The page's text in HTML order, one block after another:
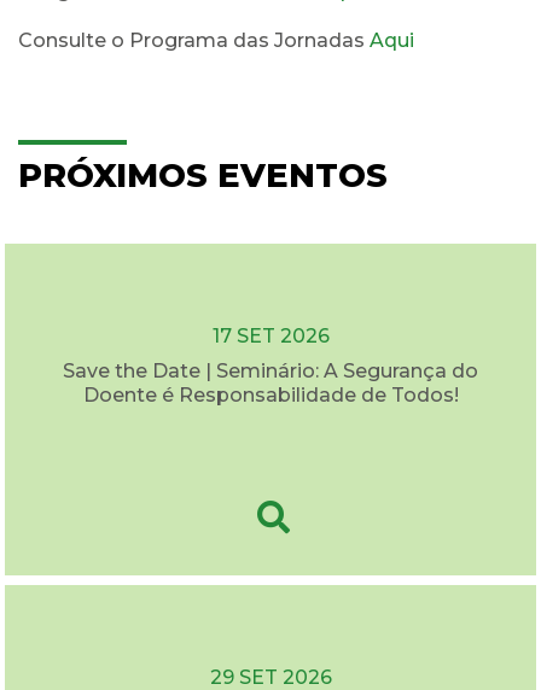
Consulte o Programa das Jornadas Aqui
PRÓXIMOS EVENTOS
17 SET 2026
Save the Date | Seminário: A Segurança do
Doente é Responsabilidade de Todos!
29 SET 2026